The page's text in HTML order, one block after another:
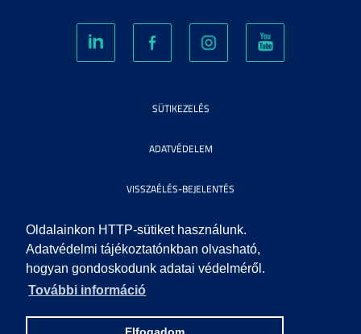
Oldalainkon HTTP-sütiket használunk.
Adatvédelmi tájékoztatónkban olvasható,
hogyan gondoskodunk adatai védelméről.
További információ
SÜTIKEZELÉS
ADATVÉDELEM
VISSZAÉLÉS-BEJELENTÉS
KÖZÉRDEKŰ ADATOK
IMPRESSZUM